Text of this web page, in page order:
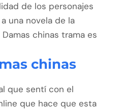
de los personajes
una novela de la
chinas trama es
chinas
que sentí con el
que hace que esta